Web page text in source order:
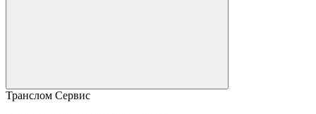
Транслом Сервис